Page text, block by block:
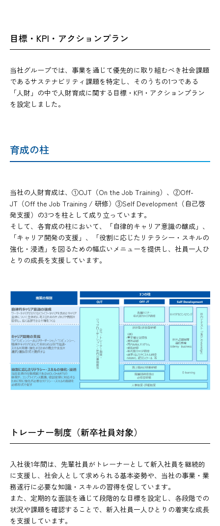
目標・KPI・アクションプラン
当社グループでは、事業を通じて優先的に取り組むべき社会課題
であるサステナビリティ課題を特定し、そのうちの1つである
「人財」の中で人財育成に関する目標・KPI・アクションプラン
を設定しました。
育成の柱
当社の人財育成は、①OJT（On the Job Training）、②Off-
JT（Off the Job Training / 研修）③Self Development（自己啓
発支援）の3つを柱として成り立っています。
そして、各育成の柱において、「自律的キャリア意識の醸成」、
「キャリア開発の支援」、「役割に応じたリテラシー・スキルの
強化・浸透」を図るための幅広いメニューを提供し、社員一人ひ
とりの成長を支援しています。
トレーナー制度（新卒社員対象）
入社後1年間は、先輩社員がトレーナーとして新入社員を継続的
に支援し、社会人として求められる基本姿勢や、当社の事業・業
務遂行に必要な知識・スキルの習得を促しています。
また、定期的な面談を通じて段階的な目標を設定し、各段階での
状況や課題を確認することで、新入社員一人ひとりの着実な成長
を支援しています。